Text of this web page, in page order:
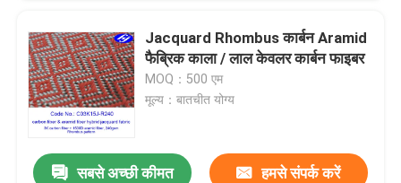
Jacquard Rhombus कार्बन Aramid
फैब्रिक काला / लाल केवलर कार्बन फाइबर
MOQ：500 एम
मूल्य：बातचीत योग्य
सबसे अच्छी कीमत हमसे संपर्क करें